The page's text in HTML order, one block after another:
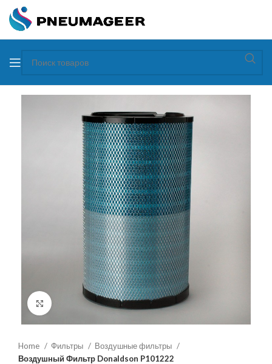
Увеличить
Home Фильтры
Воздушные фильтры
Воздушный Фильтр Donaldson P101222